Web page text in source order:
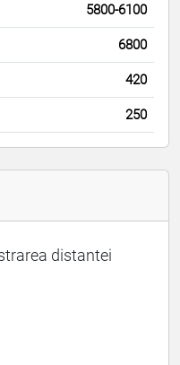
5800-6100
6800
420
250
distantei